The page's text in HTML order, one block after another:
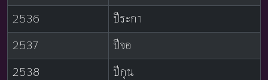
2536
ปีระกา
2537
ปีจอ
2538
ปีกุน